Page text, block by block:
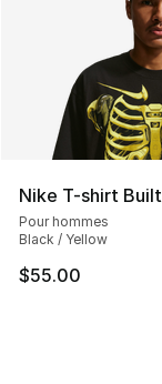
Nike T-shirt
Pour hommes
Black / Yellow
$55.00